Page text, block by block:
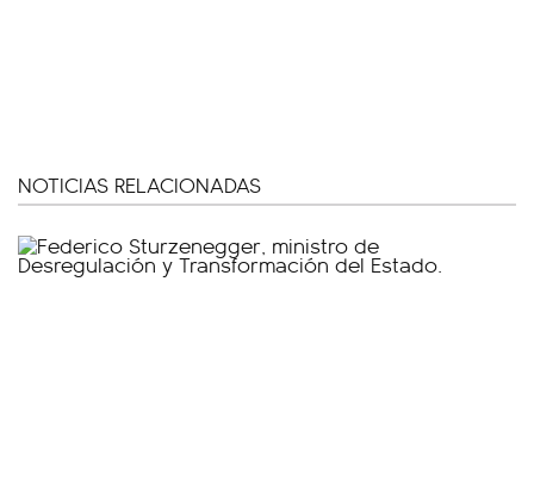
NOTICIAS RELACIONADAS